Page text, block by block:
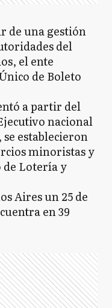
de una gestión
del
el ente
de Boleto
a partir del
nacional
se establecieron
minoristas y
de Lotería y
Aires un 25 de
en 39